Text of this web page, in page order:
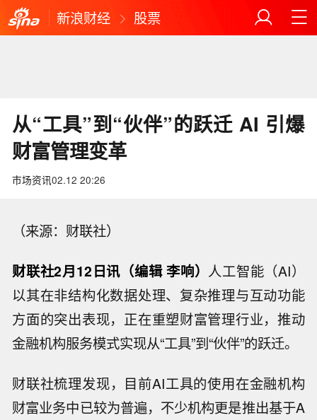
新浪财经 股票
从“工具”到“伙伴”的跃迁 AI 引爆
财富管理变革
市场资讯02.12 20:26
（来源：财联社）
财联社2月12日讯（编辑 李响） 人工智能（AI）
以其在非结构化数据处理、复杂推理与互动功能
方面的突出表现，正在重塑财富管理行业，推动
金融机构服务模式实现从“工具”到“伙伴”的跃迁。
财联社梳理发现，目前AI工具的使用在金融机构
财富业务中已较为普遍，不少机构更是推出基于A